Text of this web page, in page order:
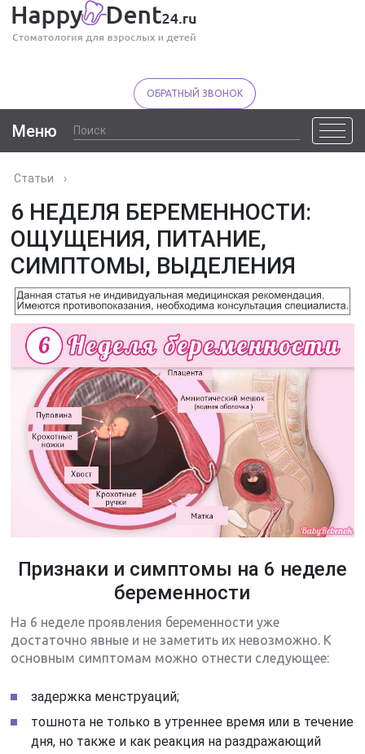
ОБРАТНЫЙ ЗВОНОК
Меню
Статьи ›
6 НЕДЕЛЯ БЕРЕМЕННОСТИ:
ОЩУЩЕНИЯ, ПИТАНИЕ,
СИМПТОМЫ, ВЫДЕЛЕНИЯ
Признаки и симптомы на 6 неделе
беременности
На 6 неделе проявления беременности уже
достаточно явные и не заметить их невозможно. К
основным симптомам можно отнести следующее:
задержка менструаций;
тошнота не только в утреннее время или в течение
дня, но также и как реакция на раздражающий